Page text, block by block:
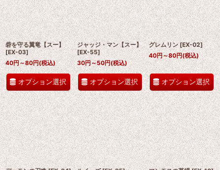
砦を守る翼竜【スー】
[EX-03]
40円～80円(税込)
オプション選択
ジャッジ・マン【スー】
[EX-55]
30円～50円(税込)
オプション選択
グレムリン [EX-02]
40円～80円(税込)
オプション選択